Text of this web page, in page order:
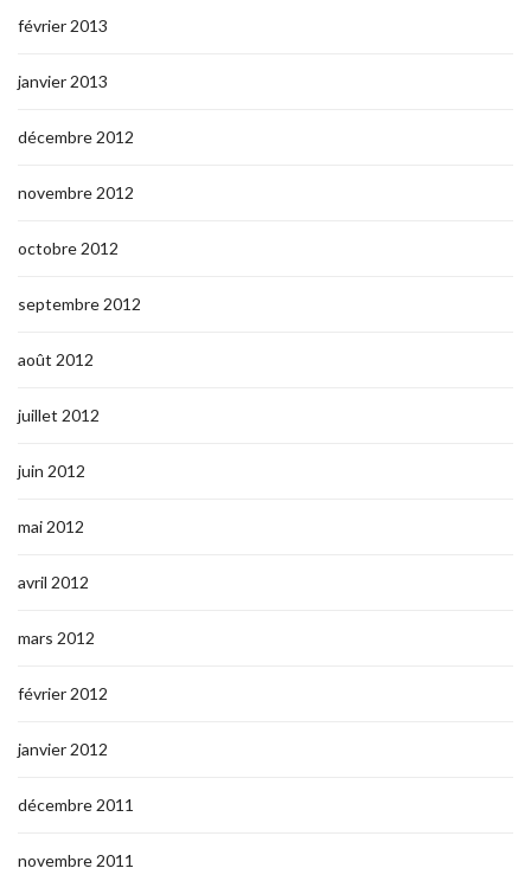
février 2013
janvier 2013
décembre 2012
novembre 2012
octobre 2012
septembre 2012
août 2012
juillet 2012
juin 2012
mai 2012
avril 2012
mars 2012
février 2012
janvier 2012
décembre 2011
novembre 2011